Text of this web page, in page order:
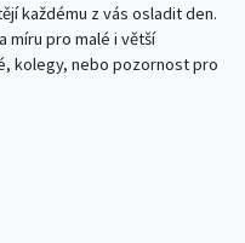
každému z vás osladit den.
míru pro malé i větší
kolegy, nebo pozornost pro